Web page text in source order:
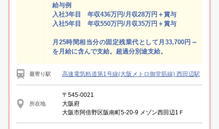
給与例
入社3年目 年収436万円/月収28万円＋賞与
入社5年目 年収550万円/月収35万円＋賞与
月25時間相当分の固定残業代として月33,700円～
を月給に含んで支給。超過分別途支給。
最寄り駅 高速電気軌道第1号線(大阪メトロ御堂筋線) 西田辺駅
所在地
〒545-0021
大阪府
大阪市阿倍野区阪南町5-20-9 メゾン西田辺1Ｆ